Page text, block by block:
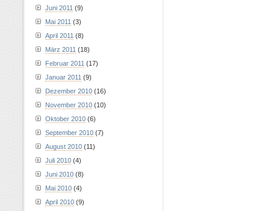
Juni 2011 (9)
Mai 2011 (3)
April 2011 (8)
März 2011 (18)
Februar 2011 (17)
Januar 2011 (9)
Dezember 2010 (16)
November 2010 (10)
Oktober 2010 (6)
September 2010 (7)
August 2010 (11)
Juli 2010 (4)
Juni 2010 (8)
Mai 2010 (4)
April 2010 (9)